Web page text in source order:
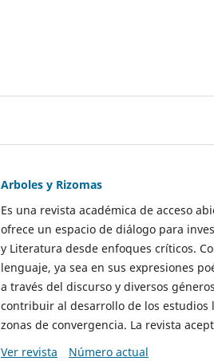
Arboles y Rizomas
Es una revista académica de acceso
ofrece un espacio de diálogo para
y Literatura desde enfoques críticos.
lenguaje, ya sea en sus expresiones
a través del discurso y diversos
contribuir al desarrollo de los
zonas de convergencia. La revista
Ver revista
Número actual